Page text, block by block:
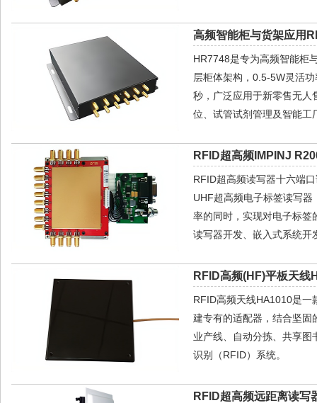
高频智能柜与货架应用
HR7748是专为高频智能柜
层柜体架构，0.5-5W灵活
秒，广泛应用于新零售无人
位、试管试剂管理及智能工
RFID超高频IMPINJ
RFID超高频读写器十六端
UHF超高频电子标签读写
率的同时，实现对电子标签
读写器开发、嵌入式系统开
RFID高频(HF)平板天线
RFID高频天线HA1010是
建专有的适配器，结合坚固
业产线、自动分拣、共享
识别（RFID）系统。
RFID超高频远距离读写